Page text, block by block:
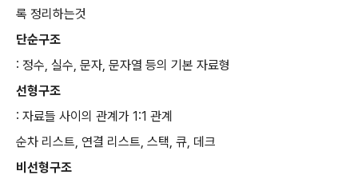
록 정리하는것
단순구조
: 정수, 실수, 문자, 문자열 등의 기본 자료형
선형구조
: 자료들 사이의 관계가 1:1 관계
순차 리스트, 연결 리스트, 스택, 큐, 데크
비선형구조